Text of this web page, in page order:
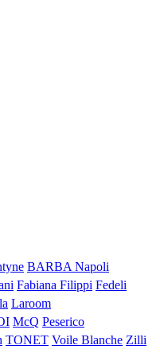
BARBA Napoli
Fabiana Filippi Fedeli
Laroom
McQ Peserico
TONET Voile Blanche Zilli